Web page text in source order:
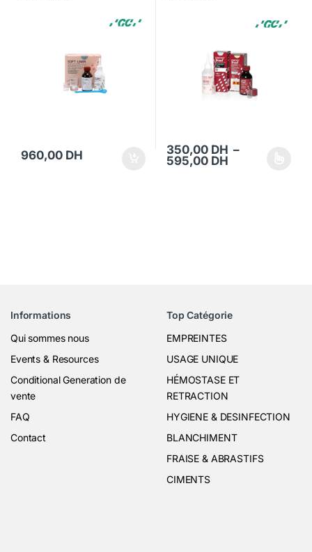
960,00 DH 350,00 DH –
595,00 DHPlage de prix
Ce produit a plusieurs
Informations
Qui sommes nous
Events & Resources
Conditional Generation de
vente
FAQ
Contact
Top Catégorie
EMPREINTES
USAGE UNIQUE
HÉMOSTASE ET
RETRACTION
HYGIENE & DESINFECTION
BLANCHIMENT
FRAISE & ABRASTIFS
CIMENTS